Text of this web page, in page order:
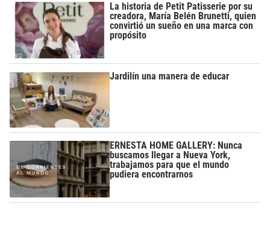
La historia de Petit Patisserie por su
creadora, María Belén Brunetti, quien
convirtió un sueño en una marca con
propósito
Jardilín una manera de educar
ERNESTA HOME GALLERY: Nunca
buscamos llegar a Nueva York,
trabajamos para que el mundo
pudiera encontrarnos